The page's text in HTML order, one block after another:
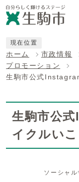
現在位置
ホーム 市政情報
プロモーション
生駒市公式
生駒市公
イクルいこ
ソーシャ